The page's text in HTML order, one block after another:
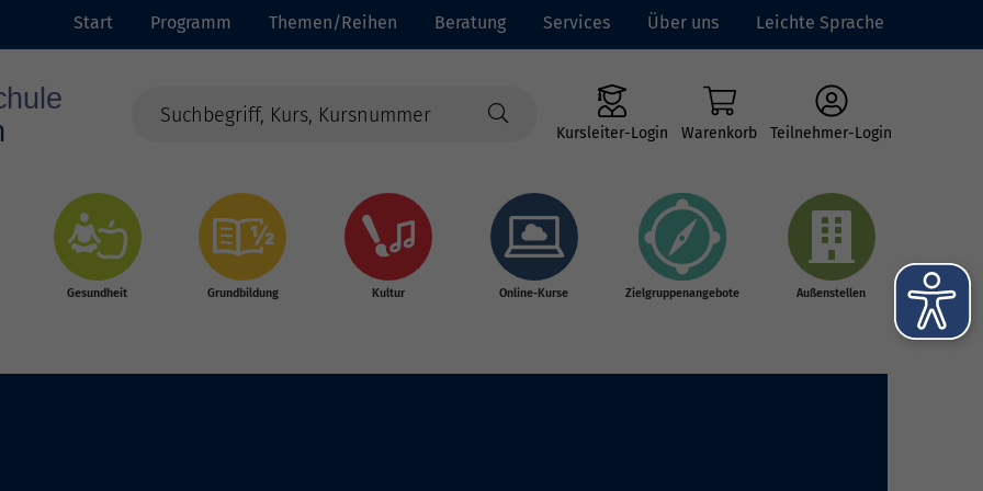
Start Programm Themen/Reihen Beratung Services Über uns Leichte Sprache
Kursleiter-Login Warenkorb Teilnehmer-Login
Gesundheit Grundbildung Kultur Online-Kurse Zielgruppenangebote Außenstellen